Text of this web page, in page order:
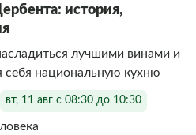
история,
лучшими винами и
себя национальную кухню
вт, 11 авг с 08:30 до 10:30